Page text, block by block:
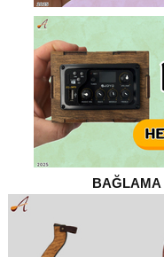
BAĞLAMA